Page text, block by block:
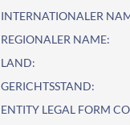
INTERNATIONALER
REGIONALER NAME:
LAND:
GERICHTSSTAND:
ENTITY LEGAL FORM